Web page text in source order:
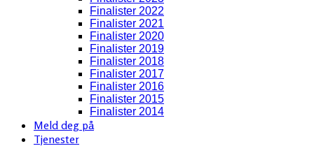
Finalister 2022
Finalister 2021
Finalister 2020
Finalister 2019
Finalister 2018
Finalister 2017
Finalister 2016
Finalister 2015
Finalister 2014
Meld deg på
Tjenester